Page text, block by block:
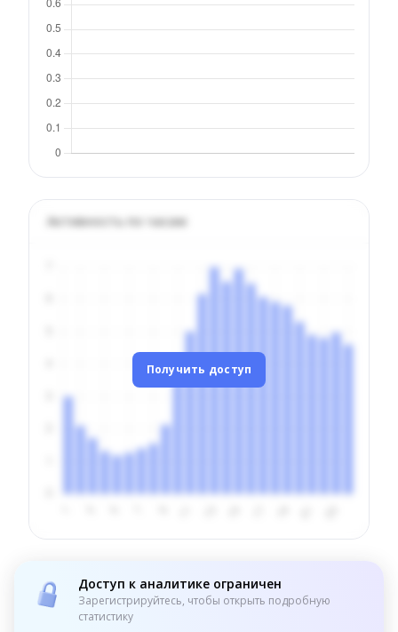
Активность по часам
Получить доступ
Доступ к аналитике ограничен
Зарегистрируйтесь, чтобы открыть подробную
статистику